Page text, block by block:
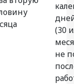
(30
не